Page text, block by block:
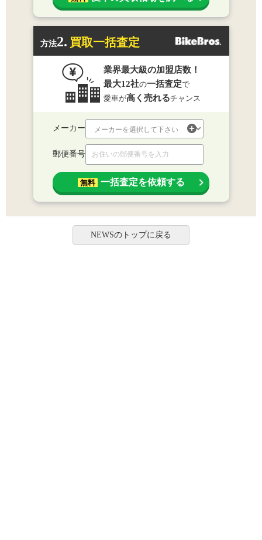
方法2. 買取一括査定
業界最大級の加盟店数！
最大12社の一括査定で
愛車が高く売れるチャンス
メーカー
郵便番号
無料 一括査定を依頼する
NEWSのトップに戻る